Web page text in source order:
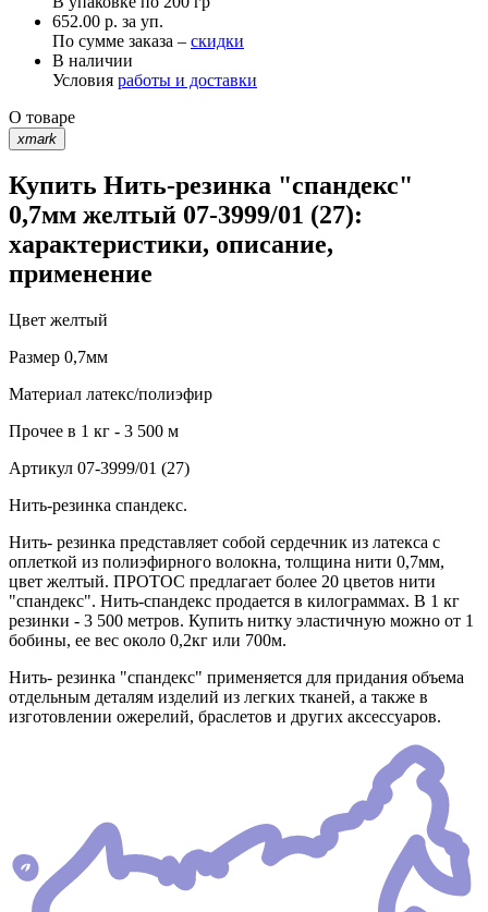
652.00 р. за уп.
По сумме заказа – скидки
В наличии
Условия работы и доставки
О товаре
xmark
Купить Нить-резинка "спандекс"
0,7мм желтый 07-3999/01 (27):
характеристики, описание,
применение
Цвет желтый
Размер 0,7мм
Материал латекс/полиэфир
Прочее в 1 кг - 3 500 м
Артикул 07-3999/01 (27)
Нить-резинка спандекс.
Нить- резинка представляет собой сердечник из латекса с
оплеткой из полиэфирного волокна, толщина нити 0,7мм,
цвет желтый. ПРОТОС предлагает более 20 цветов нити
"спандекс". Нить-спандекс продается в килограммах. В 1 кг
резинки - 3 500 метров. Купить нитку эластичную можно от 1
бобины, ее вес около 0,2кг или 700м.
Нить- резинка "спандекс" применяется для придания объема
отдельным деталям изделий из легких тканей, а также в
изготовлении ожерелий, браслетов и других аксессуаров.